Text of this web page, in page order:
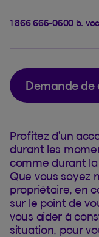
1 866 665-0500 b.
Demande
Profitez d’un
durant les
comme durant
Que vous soyez
propriétaire, en
sur le point de
vous aider à
situation, pour